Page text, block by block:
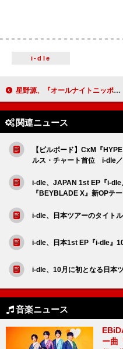
i-dle
星野源、『オールナイトニッポン』10周年の節目に武道館＆オンラインでイベント開催
関連ニュース
【ビルボード】CxM『
ルス・チャート首位 i-dle／
i-dle、JAPAN 1st EP『i-
『BEYBLADE X』新OPテ
i-dle、日本ツアーのタイト
i-dle、日本1st EP『i-dle』
i-dle、10月に初となる日本
音楽ニュース
ー曲